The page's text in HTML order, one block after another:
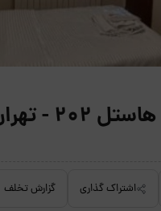
- تهران
اشتراک گذاری گزارش تخلف